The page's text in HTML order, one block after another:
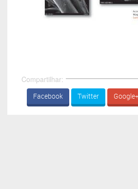
Compartilhar:
Facebook Twitter